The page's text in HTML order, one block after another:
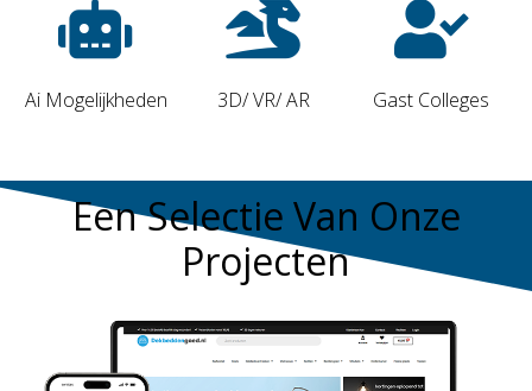
Ai Mogelijkheden 3D/ VR/ AR Gast Colleges
Een Selectie Van Onze
Projecten